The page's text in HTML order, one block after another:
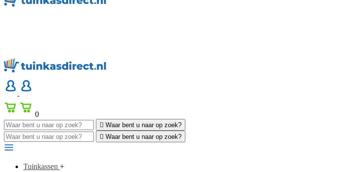
0
 Waar bent u naar op zoek?
 Waar bent u naar op zoek?
Tuinkassen +